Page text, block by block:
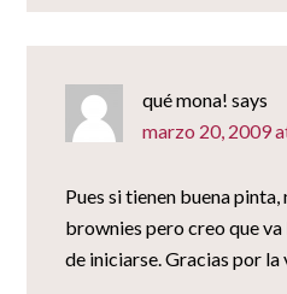
qué mona! says
marzo 20, 2009
Pues si tienen buena pinta,
brownies pero creo que
de iniciarse. Gracias por la